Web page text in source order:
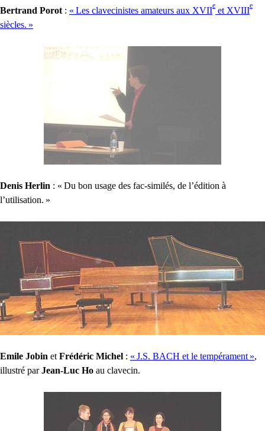
Bertrand Porot : « Les clavecinistes amateurs aux XVII
e
et XVIII
e
siècles. »
Denis Herlin : « Du bon usage des fac-similés, de l’édition à
l’utilisation. »
Emile Jobin et Frédéric Michel : « J.S. BACH et le tempérament »,
illustré parJean-Luc Ho au clavecin.